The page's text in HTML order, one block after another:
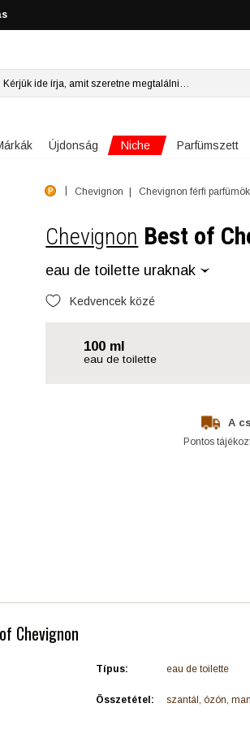
Újdonság Niche Parfümszett
Chevignon Chevignon férfi parfümök
Chevignon Best of
eau de toilette uraknak
Kedvencek közé
100 ml
eau de toilette
A
Pontos
Chevignon
Típus: eau de toilette
Összetétel: szantál, ózón,